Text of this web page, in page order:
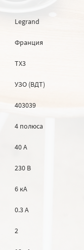
Legrand
Франция
TX3
УЗО (ВДТ)
403039
4 полюса
40 А
230 В
6 кА
0.3 А
2